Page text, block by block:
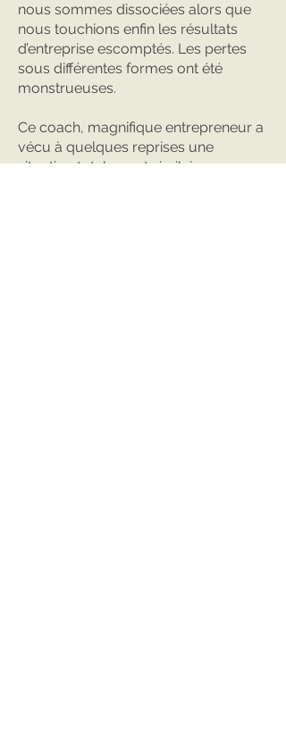
nous sommes dissociées alors que
nous touchions enfin les résultats
d’entreprise escomptés. Les pertes
sous différentes formes ont été
monstrueuses.
Ce coach, magnifique entrepreneur a
vécu à quelques reprises une
situation totalement similaire.